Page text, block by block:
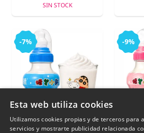
SIN STOCK
-7% -9%
Esta web utiliza cookies
Utilizamos cookies propias y de terceros para
servicios y mostrarte publicidad relacionada